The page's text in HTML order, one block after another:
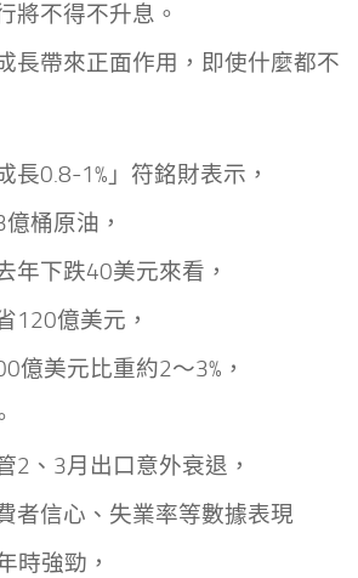
將不得不升息。
長帶來正面作用，即使什麼都不
長0.8-1%」符銘財表示，
桶原油，
年下跌40美元來看，
120億美元，
億美元比重約2～3%，
2、3月出口意外衰退，
者信心、失業率等數據表現
時強勁，